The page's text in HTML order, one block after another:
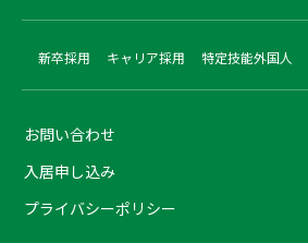
新卒採用 キャリア採用 特定技能外国人
お問い合わせ
入居申し込み
プライバシーポリシー